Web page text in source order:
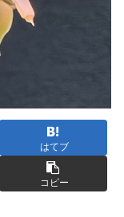
はてブ
コピー